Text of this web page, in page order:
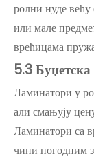
ролни нуде
или мале
врећицама
5.3
Ламинатори у
али смањују
Ламинатори са
чини погодним